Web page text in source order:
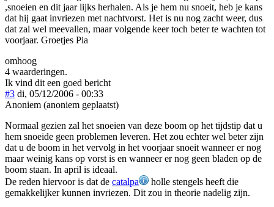
,snoeien en dit jaar lijks herhalen. Als je hem nu snoeit, heb je kans
dat hij gaat invriezen met nachtvorst. Het is nu nog zacht weer, dus
dat zal wel meevallen, maar volgende keer toch beter te wachten tot
voorjaar. Groetjes Pia
omhoog
4 waarderingen.
Ik vind dit een goed bericht
#3 di, 05/12/2006 - 00:33
Anoniem (anoniem geplaatst)
Normaal gezien zal het snoeien van deze boom op het tijdstip dat u
hem snoeide geen problemen leveren. Het zou echter wel beter zijn
dat u de boom in het vervolg in het voorjaar snoeit wanneer er nog
maar weinig kans op vorst is en wanneer er nog geen bladen op de
boom staan. In april is ideaal.
De reden hiervoor is dat de catalpa
holle stengels heeft die
gemakkelijker kunnen invriezen. Dit zou in theorie nadelig zijn.